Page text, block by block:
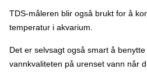
TDS-måleren blir også brukt for å
temperatur i akvarium.
Det er selvsagt også smart å
vannkvaliteten på urenset vann når